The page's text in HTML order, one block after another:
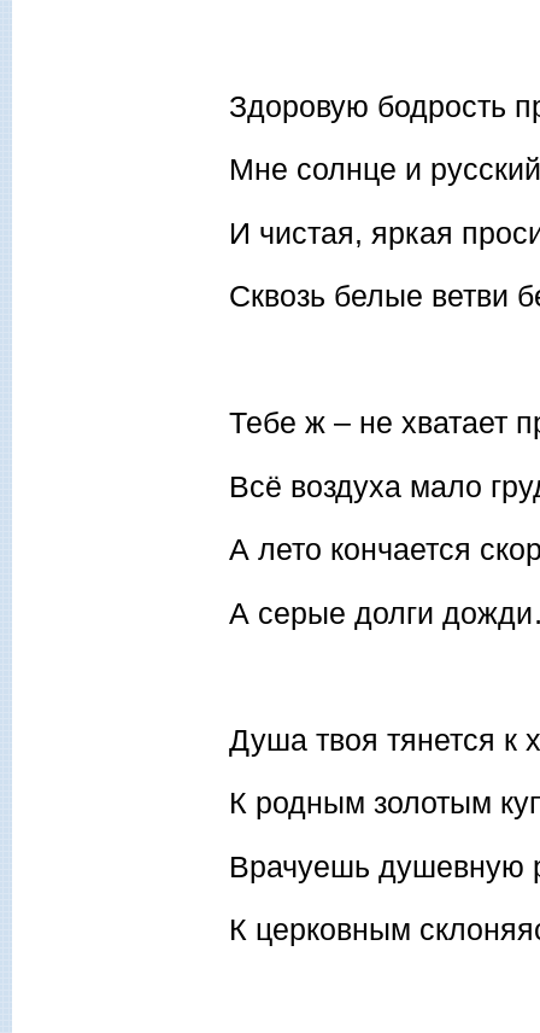
Здоровую бодрость
Мне солнце и
И чистая, яркая
Сквозь белые ветви
Тебе ж – не хватает
Всё воздуха мало
А лето кончается
А серые долги
Душа твоя тянется к
К родным золотым
Врачуешь душевную
К церковным